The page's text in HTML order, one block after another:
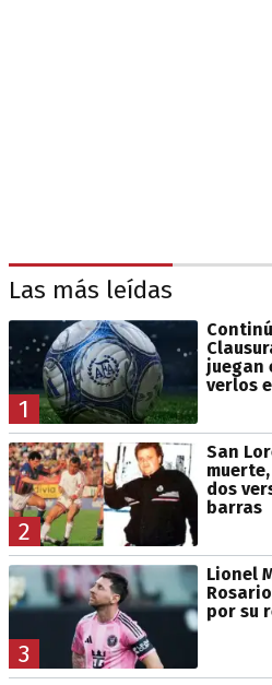
Las más leídas
1
juegan
verlos
2
San
dos
barras
3
Lionel
por su